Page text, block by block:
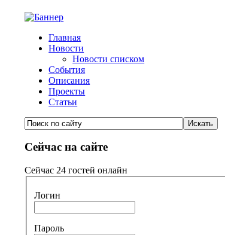
Главная
Новости
Новости списком
События
Описания
Проекты
Статьи
Сейчас на сайте
Сейчас 24 гостей онлайн
Логин
Пароль